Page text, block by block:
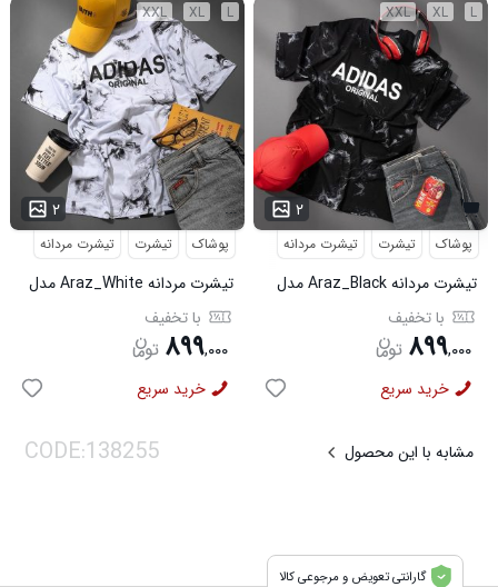
گارانتی تعویض و مرجوعی کالا
L
XL
XXL
۲ ...
پوشاک تیشرت تیشرت مردانه
تیشرت مردانه Araz_White مدل
3992با تخفیف
۸۹۹,۰۰۰
خرید سریع
L
XL
XXL
۲
پوشاک تیشرت تیشرت مردانه
تیشرت مردانه Araz_Black مدل
3991با تخفیف
۸۹۹,۰۰۰
خرید سریع
مشابه با این محصول